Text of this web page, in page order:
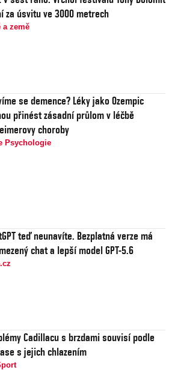
za úsvitu ve 3000 metrech
a země
se demence? Léky jako Ozempic
přinést zásadní průlom v léčbě
choroby
Psychologie
teď neunavíte. Bezplatná verze má
chat a lepší model GPT-5.6
Cadillacu s brzdami souvisí podle
s jejich chlazením